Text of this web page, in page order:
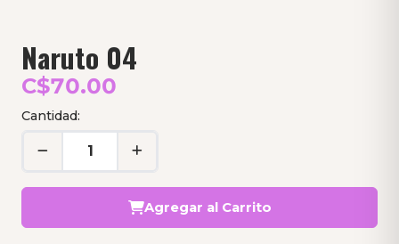
Naruto 04
C$70.00
Cantidad:
Agregar al Carrito